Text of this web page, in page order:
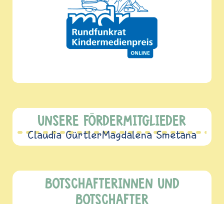
UNSERE FÖRDERMITGLIEDER
Claudia GürtlerMagdalena Smetana
BOTSCHAFTERINNEN UND
BOTSCHAFTER